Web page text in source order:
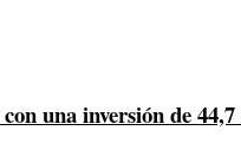
una inversión de